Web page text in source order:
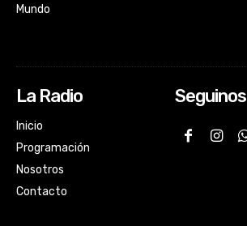
Mundo
La Radio
Inicio
Programación
Nosotros
Contacto
Seguinos